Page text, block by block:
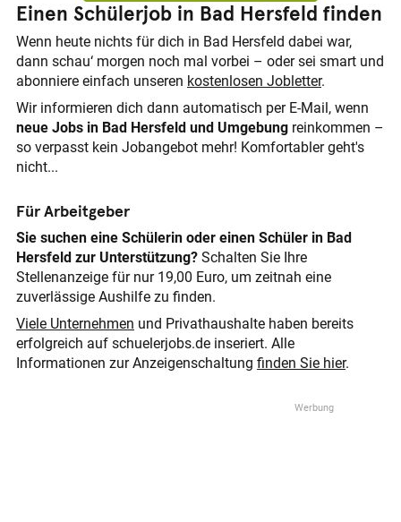
Einen Schülerjob in Bad Hersfeld finden
Wenn heute nichts für dich in Bad Hersfeld dabei war,
dann schau‘ morgen noch mal vorbei – oder sei smart und
abonniere einfach unseren kostenlosen Jobletter.
Wir informieren dich dann automatisch per E-Mail, wenn
neue Jobs in Bad Hersfeld und Umgebung reinkommen –
so verpasst kein Jobangebot mehr! Komfortabler geht's
nicht...
Für Arbeitgeber
Sie suchen eine Schülerin oder einen Schüler in Bad
Hersfeld zur Unterstützung? Schalten Sie Ihre
Stellenanzeige für nur 19,00 Euro, um zeitnah eine
zuverlässige Aushilfe zu finden.
Viele Unternehmen und Privathaushalte haben bereits
erfolgreich auf schuelerjobs.de inseriert. Alle
Informationen zur Anzeigenschaltung finden Sie hier.